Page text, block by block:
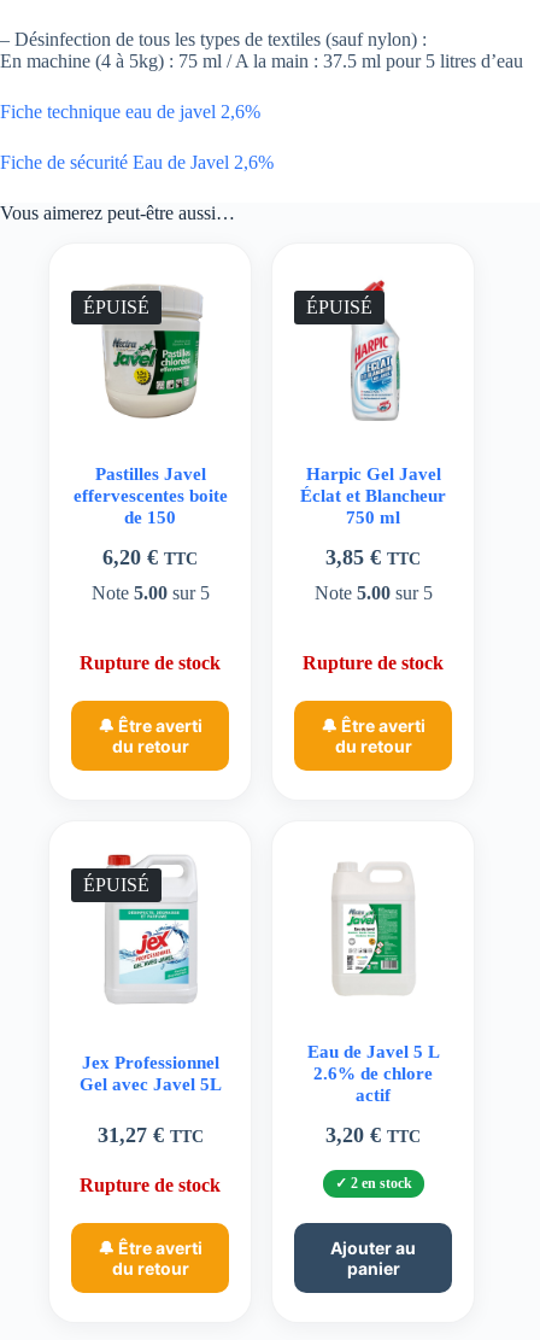
– Désinfection de tous les types de textiles (sauf nylon) :
En machine (4 à 5kg) : 75 ml / A la main : 37.5 ml pour 5 litres d’eau
Fiche technique eau de javel 2,6%
Fiche de sécurité Eau de Javel 2,6%
Vous aimerez peut-être aussi…
ÉPUISÉ
Pastilles Javel
effervescentes boite
de 150
6,20€ TTC
Note 5.00sur 5
Rupture de stock
🔔 Être averti
du retour
ÉPUISÉ
Harpic Gel Javel
Éclat et Blancheur
750 ml
3,85€ TTC
Note 5.00sur 5
Rupture de stock
🔔 Être averti
du retour
ÉPUISÉ
Jex Professionnel
Gel avec Javel 5L
31,27 € TTC
Rupture de stock
🔔 Être averti
du retour
Eau de Javel 5 L
2.6% de chlore
actif
3,20€ TTC
2 en stock
Ajouter au
panier